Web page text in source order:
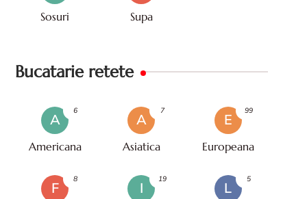
Sosuri Supa
Bucatarie retete
A
Americana
6
A
Asiatica
7
E
Europeana
99
F
8
I
19
L
5